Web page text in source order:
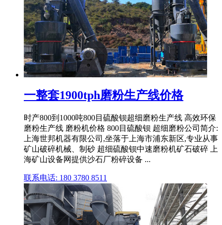
一整套1900tph磨粉生产线价格
时产800到1000吨800目硫酸钡超细磨粉生产线 高效环保
磨粉生产线 磨粉机价格 800目硫酸钡 超细磨粉公司简介:
上海世邦机器有限公司,坐落于上海市浦东新区,专业从事
矿山破碎机械、制砂 超细硫酸钡中速磨粉机矿石破碎 上
海矿山设备网提供沙石厂粉碎设备 ...
联系电话: 180 3780 8511